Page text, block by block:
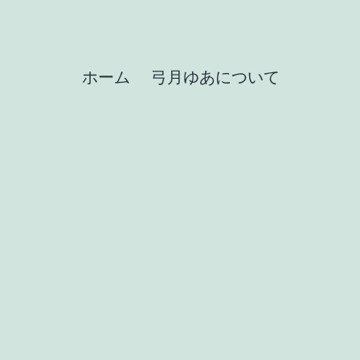
ホーム 弓月ゆあについて